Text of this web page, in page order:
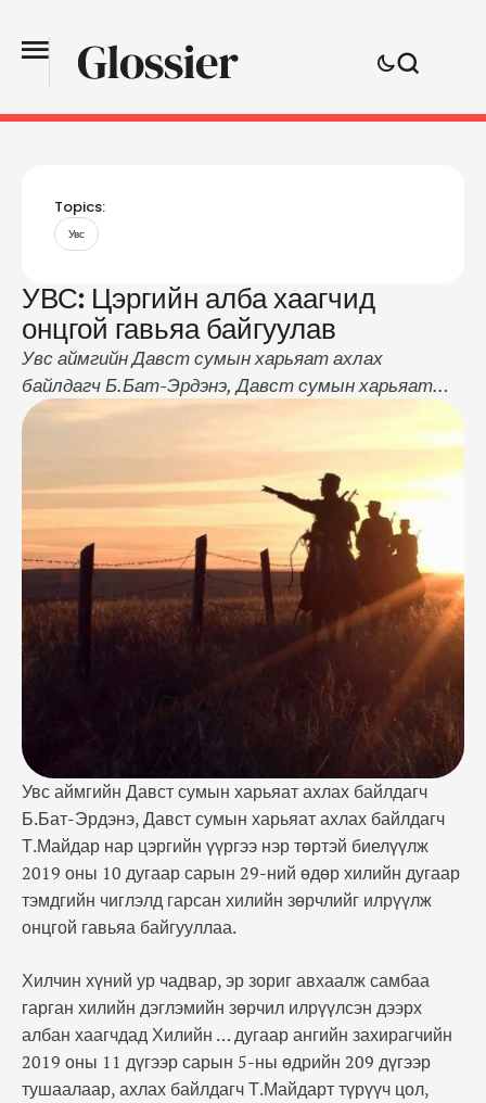
Topics:
Увс
УВС: Цэргийн алба хаагчид
онцгой гавьяа байгуулав
Увс аймгийн Давст сумын харьяат ахлах
байлдагч Б.Бат-Эрдэнэ, Давст сумын харьяат
ахлах байлдагч Т.Майдар нар цэргийн үүргээ нэр
төртэй биелүүлж 2019 оны 10 дугаар сарын 29-ний
өдөр хилийн дугаар тэмдгийн чиглэлд гарсан
хилийн зөрчлийг илрүүлж онцгой гавьяа
байгууллаа. Хилчин хүний ур чадвар, эр зориг
авхаалж самбаа гарган хилийн дэглэмийн зөрчил
илрүүлсэн дээрх албан хаагчдад Хилийн …
Увс аймгийн Давст сумын харьяат ахлах байлдагч
Б.Бат-Эрдэнэ, Давст сумын харьяат ахлах байлдагч
Т.Майдар нар цэргийн үүргээ нэр төртэй биелүүлж
2019 оны 10 дугаар сарын 29-ний өдөр хилийн дугаар
тэмдгийн чиглэлд гарсан хилийн зөрчлийг илрүүлж
онцгой гавьяа байгууллаа.
Хилчин хүний ур чадвар, эр зориг авхаалж самбаа
гарган хилийн дэглэмийн зөрчил илрүүлсэн дээрх
албан хаагчдад Хилийн … дугаар ангийн захирагчийн
2019 оны 11 дүгээр сарын 5-ны өдрийн 209 дүгээр
тушаалаар, ахлах байлдагч Т.Майдарт түрүүч цол,